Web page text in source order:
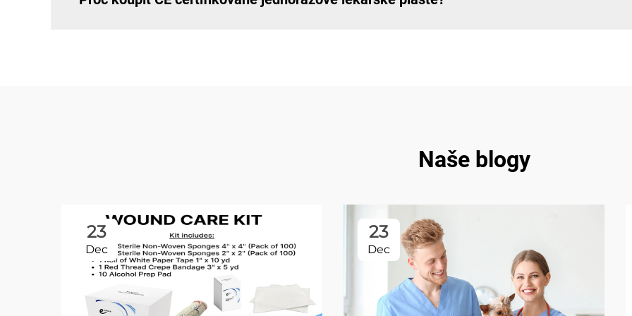
Naše blogy
23
Dec
23
Dec